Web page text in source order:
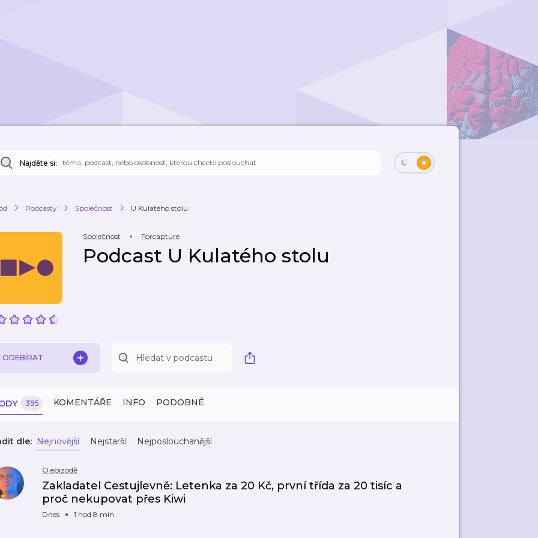
Najděte si:
Podcasty Společnost U Kulatého stolu
Společnost Forcapture
Podcast U Kulatého stolu
ODEBÍRAT
395 KOMENTÁŘE INFO PODOBNÉ
dle: Nejnovější Nejstarší Nejposlouchanější
O epizodě
Zakladatel Cestujlevně: Letenka za 20 Kč, první třída za 20 tisíc a
proč nekupovat přes Kiwi
Dnes 1 hod 8 min